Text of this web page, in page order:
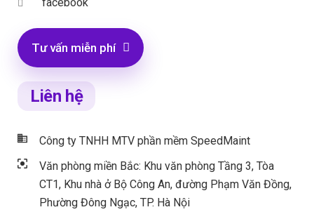
Tư vấn miễn phí
Liên hệ
Công ty TNHH MTV phần mềm SpeedMaint
Văn phòng miền Bắc: Khu văn phòng Tầng 3, Tòa
CT1, Khu nhà ở Bộ Công An, đường Phạm Văn Đồng,
Phường Đông Ngạc, TP. Hà Nội